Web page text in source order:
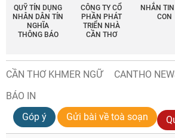
QUỸ TÍN DỤNG
NHÂN DÂN TÍN
NGHĨA
THÔNG BÁO
CÔNG TY CỔ
PHẦN PHÁT
TRIỂN NHÀ
CẦN THƠ
NHẮN
CON
CẦN THƠ KHMER NGỮ CANTHO
BÁO IN
Góp ý
Gửi bài về toà soạn